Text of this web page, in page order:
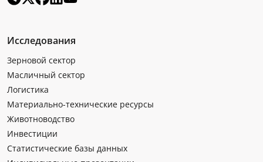
Исследования
Зерновой сектор
Масличный сектор
Логистика
Материально-технические ресурсы
Животноводство
Инвестиции
Статистические базы данных